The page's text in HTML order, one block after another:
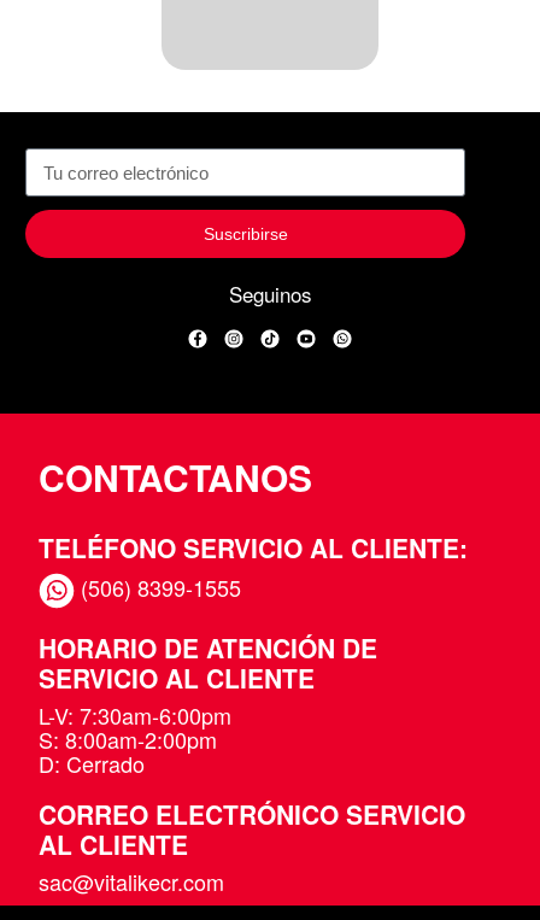
Suscribirse
Seguinos
FacebookInstagram
TikTokYouTubeWhatsApp
CONTACTANOS
TELÉFONO SERVICIO AL CLIENTE:
(506) 8399-1555
HORARIO DE ATENCIÓN DE
SERVICIO AL CLIENTE
L-V: 7:30am-6:00pm
S: 8:00am-2:00pm
D: Cerrado
CORREO ELECTRÓNICO SERVICIO
AL CLIENTE
sac@vitalikecr.com